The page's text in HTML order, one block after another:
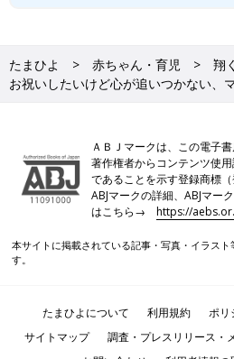
たまひよ 赤ちゃん・育児
翔
お祝いしたいけど心が追いつかない、
ＡＢＪマークは、この電子
著作権者からコンテンツ使
であることを示す登録商標
ABJマークの詳細、ABJマー
はこちら→https://
本サイトに掲載されている記事・写真・イラス
す。
たまひよについて 利用規約 ポリ
サイトマップ
調査・プレスリリース・